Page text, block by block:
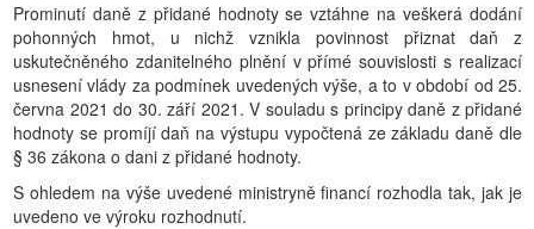
Prominutí daně z přidané hodnoty se vztáhne na veškerá dodání
pohonných hmot, u nichž vznikla povinnost přiznat daň z
uskutečněného zdanitelného plnění v přímé souvislosti s realizací
usnesení vlády za podmínek uvedených výše, a to v období od 25.
června 2021 do 30. září 2021. V souladu s principy daně z přidané
hodnoty se promíjí daň na výstupu vypočtená ze základu daně dle
§ 36 zákona o dani z přidané hodnoty.
S ohledem na výše uvedené ministryně financí rozhodla tak, jak je
uvedeno ve výroku rozhodnutí.